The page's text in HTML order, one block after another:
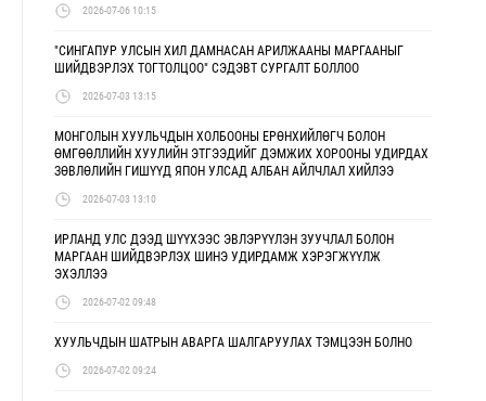
2026-07-06 10:15
"СИНГАПУР УЛСЫН ХИЛ ДАМНАСАН АРИЛЖААНЫ МАРГААНЫГ
ШИЙДВЭРЛЭХ ТОГТОЛЦОО" СЭДЭВТ СУРГАЛТ БОЛЛОО
2026-07-03 13:15
МОНГОЛЫН ХУУЛЬЧДЫН ХОЛБООНЫ ЕРӨНХИЙЛӨГЧ БОЛОН
ӨМГӨӨЛЛИЙН ХУУЛИЙН ЭТГЭЭДИЙГ ДЭМЖИХ ХОРООНЫ УДИРДАХ
ЗӨВЛӨЛИЙН ГИШҮҮД ЯПОН УЛСАД АЛБАН АЙЛЧЛАЛ ХИЙЛЭЭ
2026-07-03 13:10
ИРЛАНД УЛС ДЭЭД ШҮҮХЭЭС ЭВЛЭРҮҮЛЭН ЗУУЧЛАЛ БОЛОН
МАРГААН ШИЙДВЭРЛЭХ ШИНЭ УДИРДАМЖ ХЭРЭГЖҮҮЛЖ
ЭХЭЛЛЭЭ
2026-07-02 09:48
ХУУЛЬЧДЫН ШАТРЫН АВАРГА ШАЛГАРУУЛАХ ТЭМЦЭЭН БОЛНО
2026-07-02 09:24